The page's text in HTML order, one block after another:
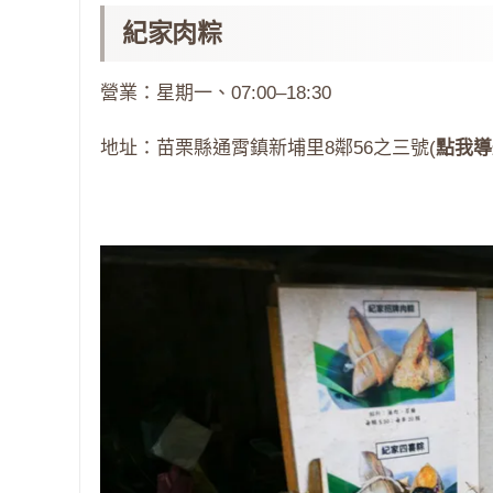
紀家肉粽
營業：星期一、07:00–18:30
地址：苗栗縣通霄鎮新埔里8鄰56之三號(點我